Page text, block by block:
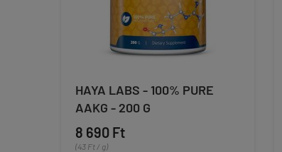
HAYA LABS - 100% PURE
AAKG - 200 G
8 690 Ft
(43 Ft / g)